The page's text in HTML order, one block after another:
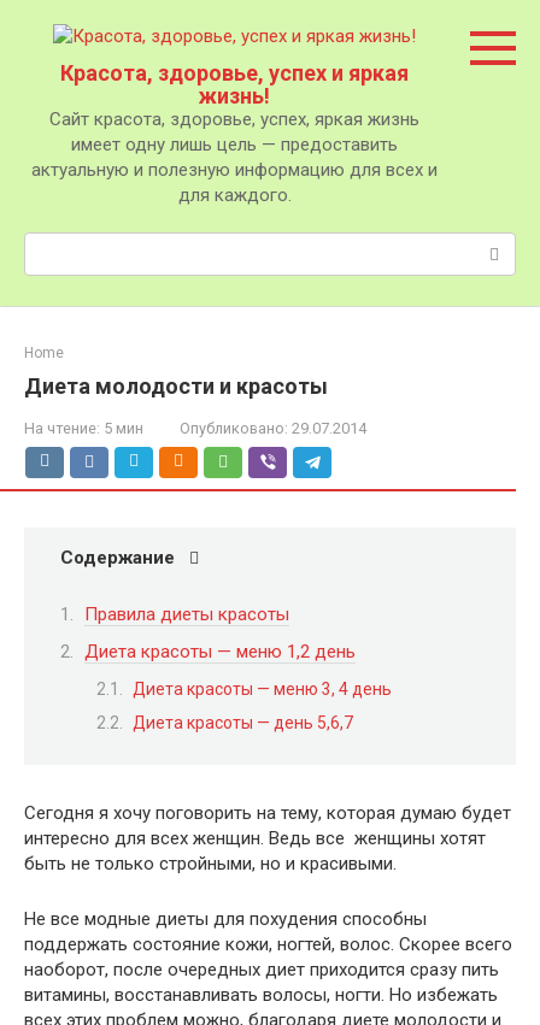
контентуКрасота, здоровье, успех и яркая
жизнь!
Сайт красота, здоровье, успех, яркая жизнь
имеет одну лишь цель — предоставить
актуальную и полезную информацию для всех и
для каждого.
Поиск:
Home
Диета молодости и красоты
На чтение: 5 мин Опубликовано: 29.07.2014
Содержание
Правила диеты красоты
Диета красоты — меню 1,2 день
Диета красоты — меню 3, 4 день
Диета красоты — день 5,6,7
Сегодня я хочу поговорить на тему, которая думаю будет
интересно для всех женщин. Ведь все женщины хотят
быть не только стройными, но и красивыми.
Не все модные диеты для похудения способны
поддержать состояние кожи, ногтей, волос. Скорее всего
наоборот, после очередных диет приходится сразу пить
витамины, восстанавливать волосы, ногти. Но избежать
всех этих проблем можно, благодаря диете молодости и